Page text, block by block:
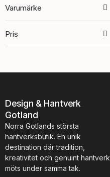
Varumärke
Pris
Design & Hantverk
Gotland
Norra Gotlands största
hantverksbutik. En unik
destination där tradition,
kreativitet och genuint hantverk
möts under samma tak.